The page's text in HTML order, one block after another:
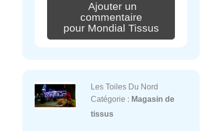
Ajouter un
commentaire
pour Mondial Tissus
Les Toiles Du Nord
Catégorie : Magasin de
tissus